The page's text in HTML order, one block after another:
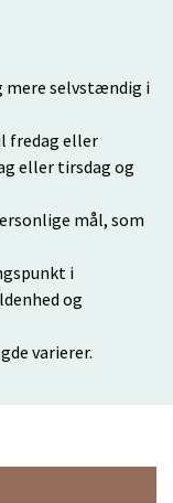
mere selvstændig i
fredag eller
eller tirsdag og
mål, som
i
og
varierer.